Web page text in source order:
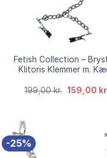
Fetish Collection –
Klitoris Klemmer m.
199,00kr. Den
oprindelige
159,00
-25%